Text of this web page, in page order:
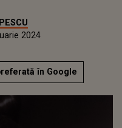
2024
în Google